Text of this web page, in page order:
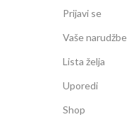
Prijavi se
Vaše narudžbe
Lista želja
Uporedi
Shop